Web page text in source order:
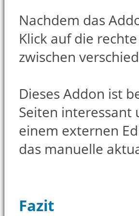
Nachdem das
Klick auf die
zwischen
Dieses Addon ist
Seiten interessant
einem externen
das manuelle
Fazit